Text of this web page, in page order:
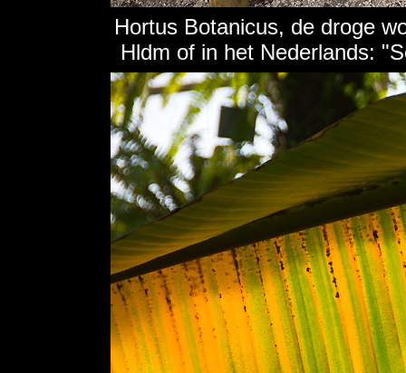
Hortus Botanicus, de droge
Hldm of in het Nederlands: